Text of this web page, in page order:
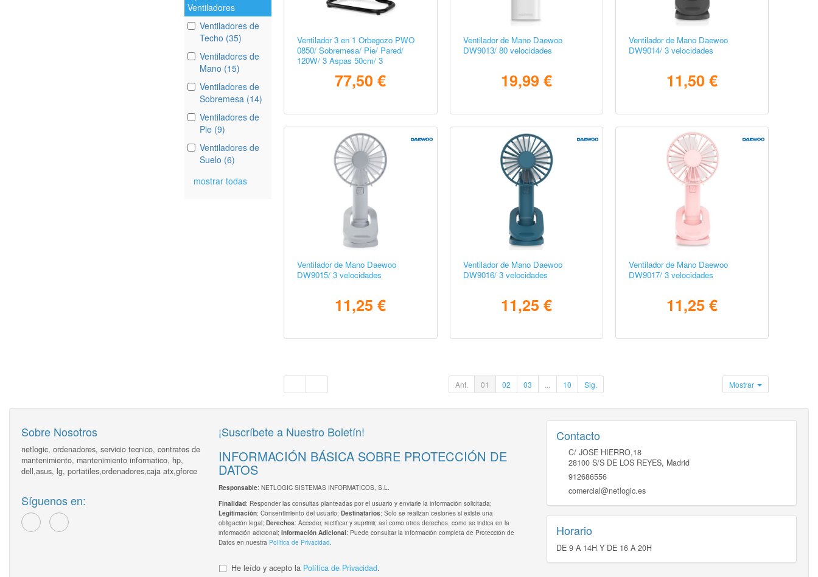
Ventiladores
Ventiladores de
Techo (35)
Ventiladores de
Mano (15)
Ventiladores de
Sobremesa (14)
Ventiladores de
Pie (9)
Ventiladores de
Suelo (6)
mostrar todas
Ventilador 3 en 1 Orbegozo PWO
0850/ Sobremesa/ Pie/ Pared/
120W/ 3 Aspas 50cm/ 3
77,50 €
Ventilador de Mano Daewoo
DW9013/ 80 velocidades
19,99 €
Ventilador de Mano Daewoo
DW9014/ 3 velocidades
11,50 €
Ventilador de Mano Daewoo
DW9015/ 3 velocidades
11,25 €
Ventilador de Mano Daewoo
DW9016/ 3 velocidades
11,25 €
Ventilador de Mano Daewoo
DW9017/ 3 velocidades
11,25 €
Ant. 01 02 03 10 Sig. Mostrar
Sobre Nosotros
netlogic, ordenadores, servicio tecnico, contratos de
mantenimiento, mantenimiento informatico, hp,
dell,asus, lg, portatiles,ordenadores,caja atx,gforce
Síguenos en:
¡Suscríbete a Nuestro Boletín!
INFORMACIÓN BÁSICA SOBRE PROTECCIÓN DE
DATOS
Responsable: NETLOGIC SISTEMAS INFORMATICOS, S.L.
Finalidad: Responder las consultas planteadas por el usuario y enviarle la información solicitada;
Legitimación: Consentimiento del usuario; Destinatarios: Solo se realizan cesiones si existe una
obligación legal; Derechos: Acceder, rectificar y suprimir, así como otros derechos, como se indica en la
información adicional; Información Adicional: Puede consultar la información completa de Protección de
Datos en nuestra Política de Privacidad
He leído y acepto la Política de Privacidad.
Contacto
C/ JOSE HIERRO,18
28100 S/S DE LOS REYES, Madrid
912686556
comercial@netlogic.es
Horario
DE 9 A 14H Y DE 16 A 20H